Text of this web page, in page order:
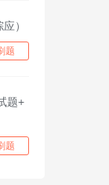
）
题
题+
题